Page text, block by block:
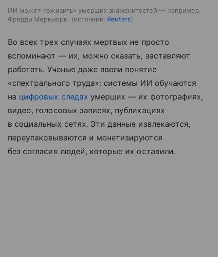
ИИ может «оживить» умерших знаменитостей — например,
Фредди Меркьюри.
источник: Reuters
Во всех трех случаях мертвых не просто
вспоминают — их, можно сказать, заставляют
работать. Ученые даже ввели понятие
«спектрального труда»: системы ИИ обучаются
на цифровых следах умерших — их фотографиях,
видео, голосовых записях, публикациях
в социальных сетях. Эти данные извлекаются,
переупаковываются и монетизируются
без согласия людей, которые их оставили.